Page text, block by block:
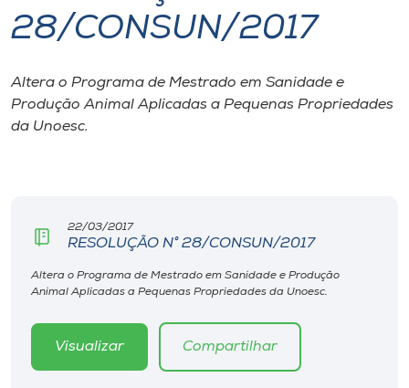
I.nova
Diplomados
Rádio
28/CONSUN/2017
Altera o Programa de Mestrado em Sanidade e
Produção Animal Aplicadas a Pequenas Propriedades
da Unoesc.
22/03/2017
RESOLUÇÃO N° 28/CONSUN/2017
Altera o Programa de Mestrado em Sanidade e Produção
Animal Aplicadas a Pequenas Propriedades da Unoesc.
Visualizar Compartilhar